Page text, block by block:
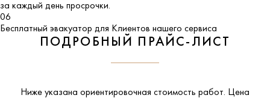
за каждый день просрочки.
06
Бесплатный эвакуатор для Клиентов нашего сервиса
ПОДРОБНЫЙ ПРАЙС-ЛИСТ
Ниже указана ориентировочная стоимость работ. Цена